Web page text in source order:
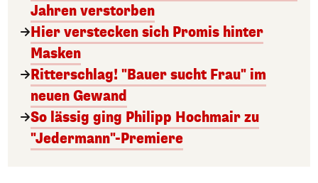
Jahren verstorben
Hier verstecken sich Promis hinter
Masken
Ritterschlag! "Bauer sucht Frau" im
neuen Gewand
So lässig ging Philipp Hochmair zu
"Jedermann"-Premiere